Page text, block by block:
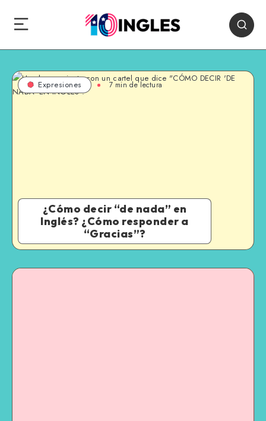
Expresiones 7 min de lectura
¿Cómo decir “de nada” en
Inglés? ¿Cómo responder a
“Gracias”?